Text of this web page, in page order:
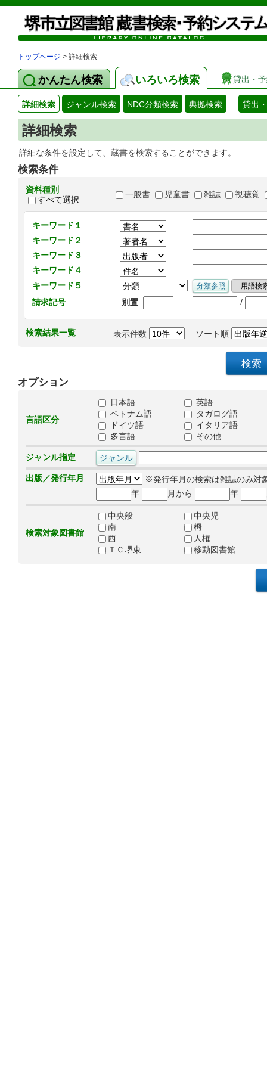
トップページ > 詳細検索
かんたん検索 いろいろ検索 貸出・
詳細検索 ジャンル検索 NDC分類検索 典拠検索 貸出
詳細検索
詳細な条件を設定して、蔵書を検索することができます。
検索条件
資料種別
すべて選択
一般書 児童書 雑誌 視聴覚
キーワード１
キーワード２
キーワード３
キーワード４
キーワード５
請求記号
別置 /
検索結果一覧 表示件数 ソート順
オプション
言語区分
日本語
英語
ベトナム語
タガログ語
ドイツ語
イタリア語
多言語
その他
ジャンル指定
出版／発行年月
※発行年月の検索は雑誌のみ対
年
月から 年
検索対象図書館
中央般
中央児
南
栂
西
人権
ＴＣ堺東
移動図書館